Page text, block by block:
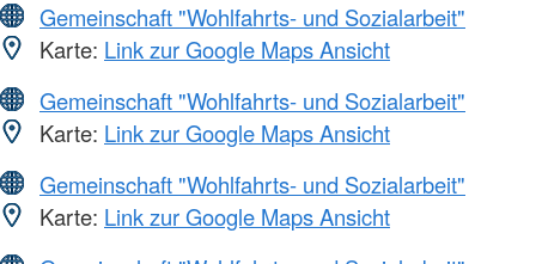
Gemeinschaft "Wohlfahrts- und Sozialarbeit"
Karte: Link zur Google Maps Ansicht
Gemeinschaft "Wohlfahrts- und Sozialarbeit"
Karte: Link zur Google Maps Ansicht
Gemeinschaft "Wohlfahrts- und Sozialarbeit"
Karte: Link zur Google Maps Ansicht